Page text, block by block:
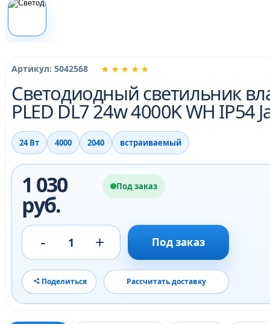
★★★★★
Артикул: 5042568
Светодиодный светильник
PLED DL7 24w 4000K WH IP54
24 Вт 4000 2040 встраиваемый
1 030
руб.
Под заказ
- 1 + Под заказ
Поделиться Рассчитать доставку